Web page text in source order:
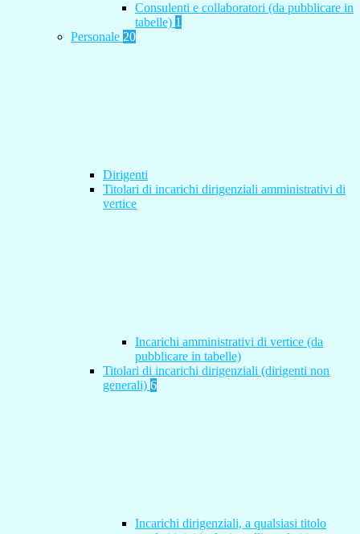
Consulenti e collaboratori (da pubblicare in
tabelle) 1
Personale 20
Dirigenti
Titolari di incarichi dirigenziali amministrativi di
vertice
Incarichi amministrativi di vertice (da
pubblicare in tabelle)
Titolari di incarichi dirigenziali (dirigenti non
generali) 6
Incarichi dirigenziali, a qualsiasi titolo